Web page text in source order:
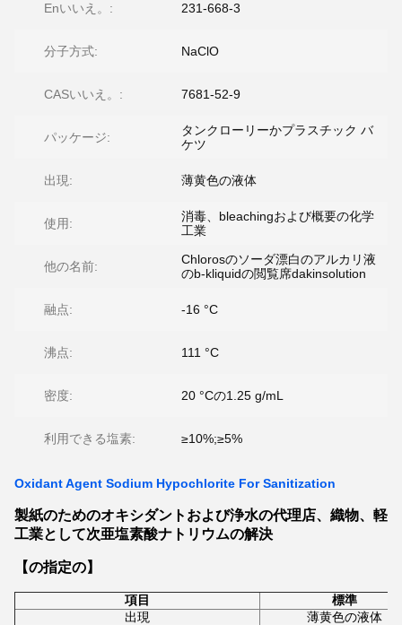
Enいいえ。: 231-668-3
分子方式: NaClO
CASいいえ。: 7681-52-9
パッケージ:
タンクローリーかプラスチック バ
ケツ
出現: 薄黄色の液体
使用:
消毒、bleachingおよび概要の化学
工業
他の名前:
Chlorosのソーダ漂白のアルカリ液
のb-kliquidの閲覧席dakinsolution
融点: -16 °C
沸点: 111 °C
密度: 20 °Cの1.25 g/mL
利用できる塩素: ≥10%;≥5%
Oxidant Agent Sodium Hypochlorite For Sanitization
製紙のためのオキシダントおよび浄水の代理店、織物、軽
工業として次亜塩素酸ナトリウムの解決
【の指定の】
項目
標準
出現
薄黄色の液体